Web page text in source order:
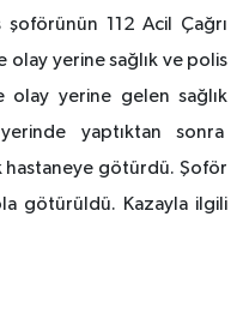
112 Acil Çağrı
yerine sağlık ve polis
olay yerine gelen sağlık
yaptıktan sonra
hastaneye götürdü. Şoför
götürüldü. Kazayla ilgili